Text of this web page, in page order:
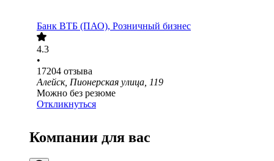
Банк ВТБ (ПАО), Розничный бизнес
4.3
•
17204 отзыва
Алейск, Пионерская улица, 119
Можно без резюме
Откликнуться
Компании для вас